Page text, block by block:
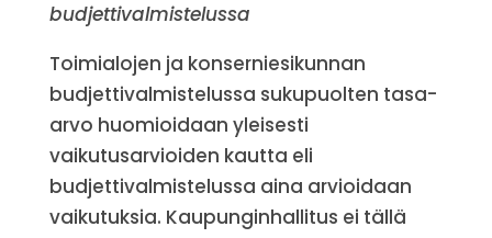
budjettivalmistelussa
Toimialojen ja konserniesikunnan
budjettivalmistelussa sukupuolten tasa-
arvo huomioidaan yleisesti
vaikutusarvioiden kautta eli
budjettivalmistelussa aina arvioidaan
vaikutuksia. Kaupunginhallitus ei tällä